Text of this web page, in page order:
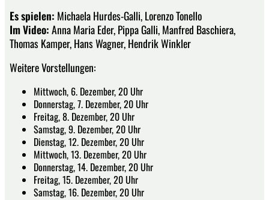
Es spielen: Michaela Hurdes-Galli, Lorenzo Tonello
Im Video:Anna Maria Eder, Pippa Galli, Manfred Baschiera,
Thomas Kamper, Hans Wagner, Hendrik Winkler
Weitere Vorstellungen:
Mittwoch, 6. Dezember, 20 Uhr
Donnerstag, 7. Dezember, 20 Uhr
Freitag, 8. Dezember, 20 Uhr
Samstag, 9. Dezember, 20 Uhr
Dienstag, 12. Dezember, 20 Uhr
Mittwoch, 13. Dezember, 20 Uhr
Donnerstag, 14. Dezember, 20 Uhr
Freitag, 15. Dezember, 20 Uhr
Samstag, 16. Dezember, 20 Uhr